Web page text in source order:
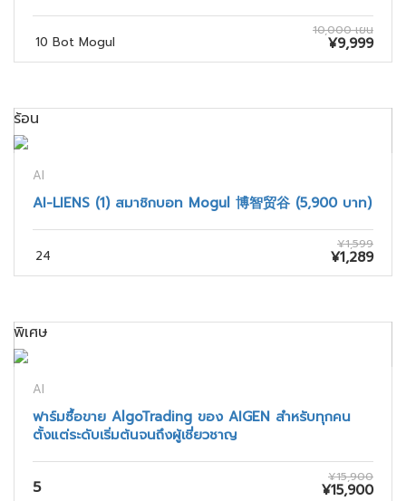
10 Bot Mogul
10,000 เยน
¥9,999
ร้อน
AI
AI-LIENS (1) สมาชิกบอท Mogul 博智贸谷 (5,900 บาท)
24
¥1,599
¥1,289
พิเศษ
AI
ฟาร์มซื้อขาย AlgoTrading ของ AIGEN สำหรับทุกคน
ตั้งแต่ระดับเริ่มต้นจนถึงผู้เชี่ยวชาญ
5
¥15,900
¥15,900